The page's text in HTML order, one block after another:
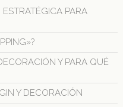
PARA
Y PARA QUÉ
Y DECORACIÓN